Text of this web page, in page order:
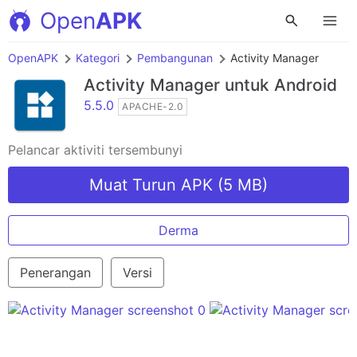
OpenAPK
OpenAPK Kategori Pembangunan Activity Manager
Activity Manager untuk Android
5.5.0 APACHE-2.0
Pelancar aktiviti tersembunyi
Muat Turun APK (5 MB)
Derma
Penerangan Versi